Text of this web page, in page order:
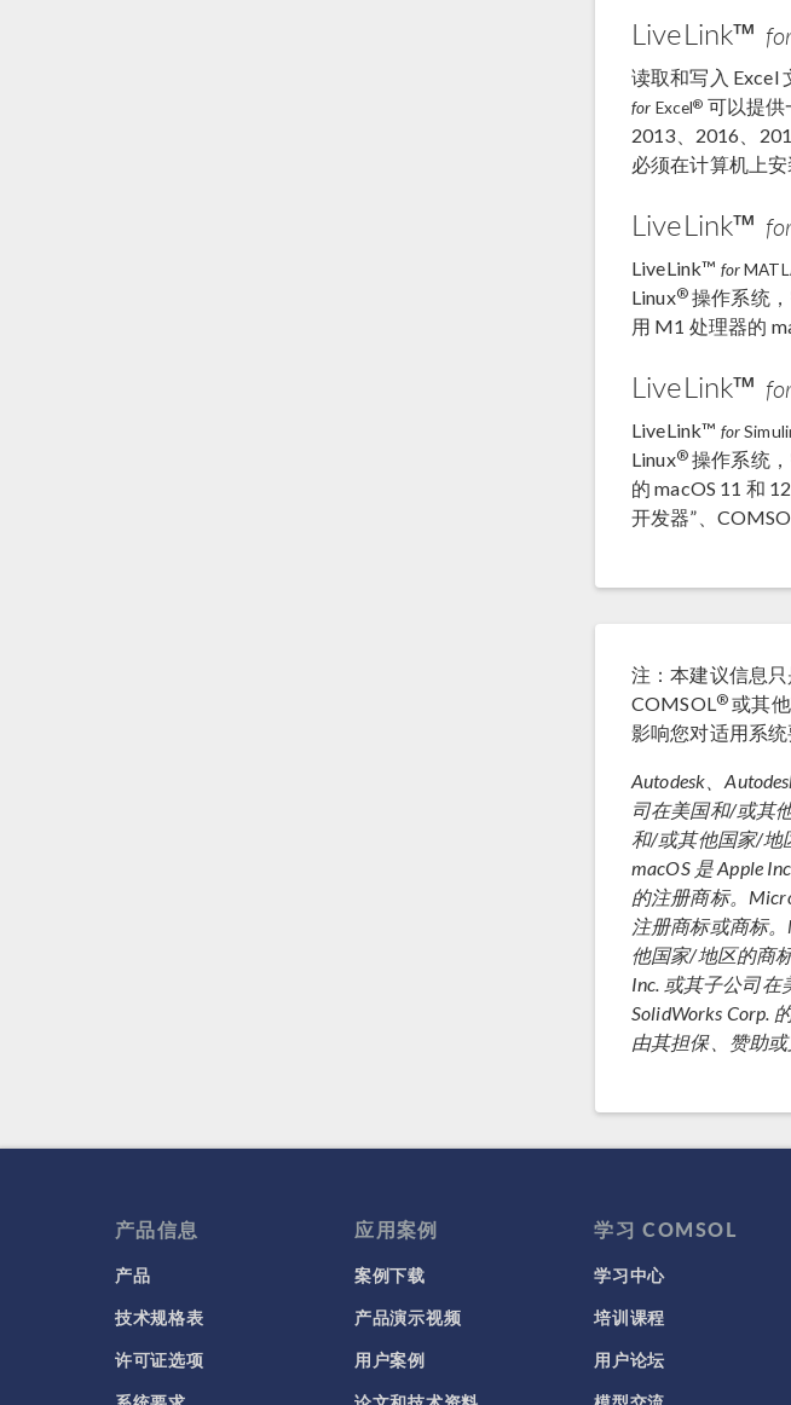
LiveLink™
读取和写入 Excel
for Excel® 可以提
2013、2016、
必须在计算机上安
LiveLink™
LiveLink™ for
Linux®操作系统，
用 M1 处理器的
LiveLink™
LiveLink™ for
Linux®操作系统，
的 macOS 11 和
开发器”、
注：本建议信息
COMSOL® 或其
影响您对适用系统
Autodesk、
司在美国和/或其
和/或其他国家/地
macOS 是 Apple
的注册商标。
注册商标或商标。
他国家/地区的商
Inc. 或其子公司在
SolidWorks Corp.
由其担保、赞助或
产品信息
产品
技术规格表
许可证选项
应用案例
案例下载
产品演示视频
用户案例
学习 COMSOL
学习中心
培训课程
用户论坛